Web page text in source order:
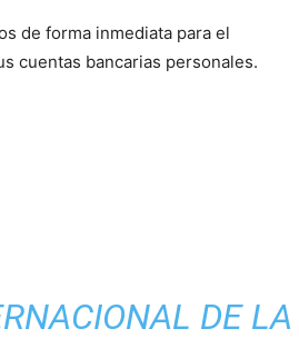
de forma inmediata para el
cuentas bancarias personales.
DE LA